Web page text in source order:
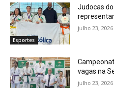
Esportes
Judocas
julho 23, 2026
vagas na
julho 23, 2026